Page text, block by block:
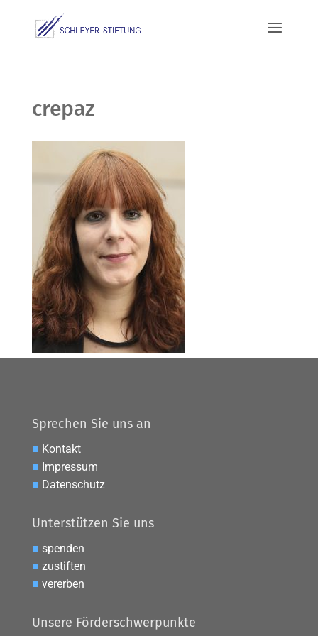
crepaz
Sprechen Sie uns an
■ Kontakt
■ Impressum
■ Datenschutz
Unterstützen Sie uns
■ spenden
■ zustiften
■ vererben
Unsere Förderschwerpunkte